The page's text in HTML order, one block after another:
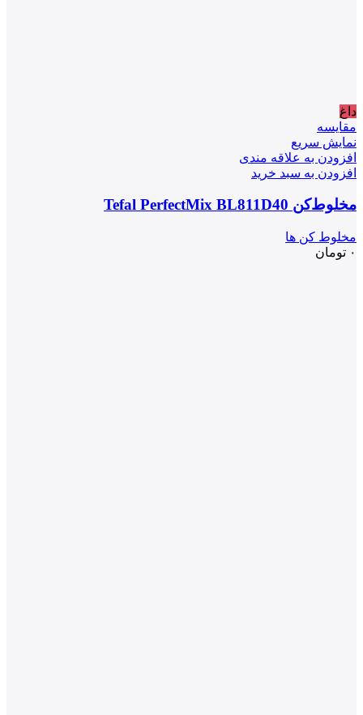
داغ
مقايسه
نمایش سریع
افزودن به علاقه مندی
افزودن به سبد خرید
مخلوط‌کن Tefal PerfectMix BL811D40
مخلوط کن ها
۰ تومان